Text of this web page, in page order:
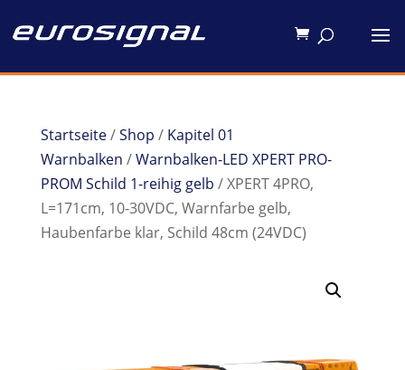
Startseite/Shop / Kapitel 01
Warnbalken /Warnbalken-LED XPERT PRO-
PROM Schild 1-reihig gelb / XPERT 4PRO,
L=171cm, 10-30VDC, Warnfarbe gelb,
Haubenfarbe klar, Schild 48cm (24VDC)